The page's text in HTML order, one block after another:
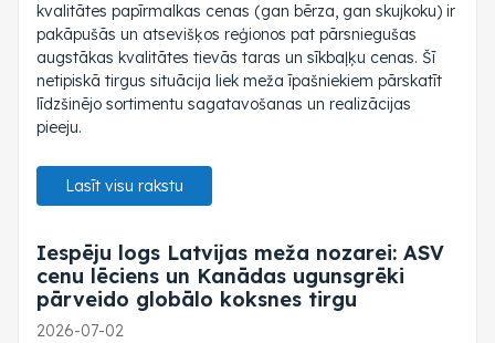
kvalitātes papīrmalkas cenas (gan bērza, gan skujkoku) ir
pakāpušās un atsevišķos reģionos pat pārsniegušas
augstākas kvalitātes tievās taras un sīkbaļķu cenas. Šī
netipiskā tirgus situācija liek meža īpašniekiem pārskatīt
līdzšinējo sortimentu sagatavošanas un realizācijas
pieeju.
Lasīt visu rakstu
Iespēju logs Latvijas meža nozarei: ASV
cenu lēciens un Kanādas ugunsgrēki
pārveido globālo koksnes tirgu
2026-07-02